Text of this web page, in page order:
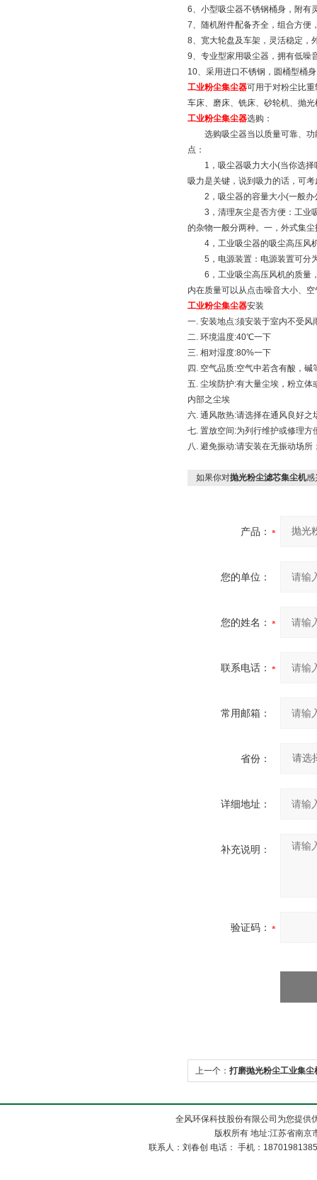
6、小型吸尘器不锈钢桶身，附有
7、随机附件配备齐全，组合方便
8、宽大轮盘及车架，灵活稳定，
9、专业型家用吸尘器，拥有低噪
10、采用进口不锈钢，圆桶型桶
工业粉尘集尘器可用于对粉尘比
车床、磨床、铣床、砂轮机、抛
工业粉尘集尘器选购：
选购吸尘器当以质量可靠、功
点：
1，吸尘器吸力大小(当你选择
吸力是关键，说到吸力的话，可
2，吸尘器的容量大小(一般办
3，清理灰尘是否方便：工业
的杂物一般分两种。一，外式集
4，工业吸尘器的吸尘高压风
5，电源装置：电源装置可分
6，工业吸尘高压风机的质量，
内在质量可以从点击噪音大小、
工业粉尘集尘器安装
一. 安装地点:须安装于室内不受风
二. 环境温度:40℃一下
三. 相对湿度:80%一下
四. 空气品质:空气中若含有酸，
五. 尘埃防护:有大量尘埃，粉立
内部之尘埃
六. 通风散热:请选择在通风良好
七. 置放空间:为列行维护或修理
八. 避免振动:请安装在无振动场
如果你对抛光粉尘滤芯集尘机感
产品：
您的单位：
您的姓名：
联系电话：
常用邮箱：
省份：
详细地址：
补充说明：
验证码：
上一个： 打磨抛光粉尘工业集尘
全风环保科技股份有限公司为您提供
版权所有 地址:江苏省南
联系人：刘春创 电话： 手机：